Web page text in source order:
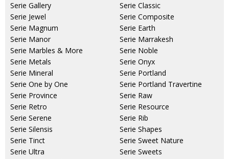
Serie Gallery
Serie Jewel
Serie Magnum
Serie Manor
Serie Marbles & More
Serie Metals
Serie Mineral
Serie One by One
Serie Province
Serie Retro
Serie Serene
Serie Silensis
Serie Tinct
Serie Ultra
Serie Classic
Serie Composite
Serie Earth
Serie Marrakesh
Serie Noble
Serie Onyx
Serie Portland
Serie Portland Travertine
Serie Raw
Serie Resource
Serie Rib
Serie Shapes
Serie Sweet Nature
Serie Sweets